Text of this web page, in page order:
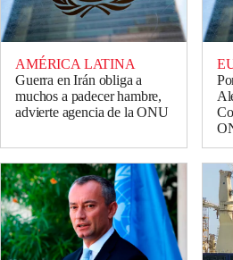
AMÉRICA LATINA
Guerra en Irán obliga a
muchos a padecer hambre,
advierte agencia de la ONU